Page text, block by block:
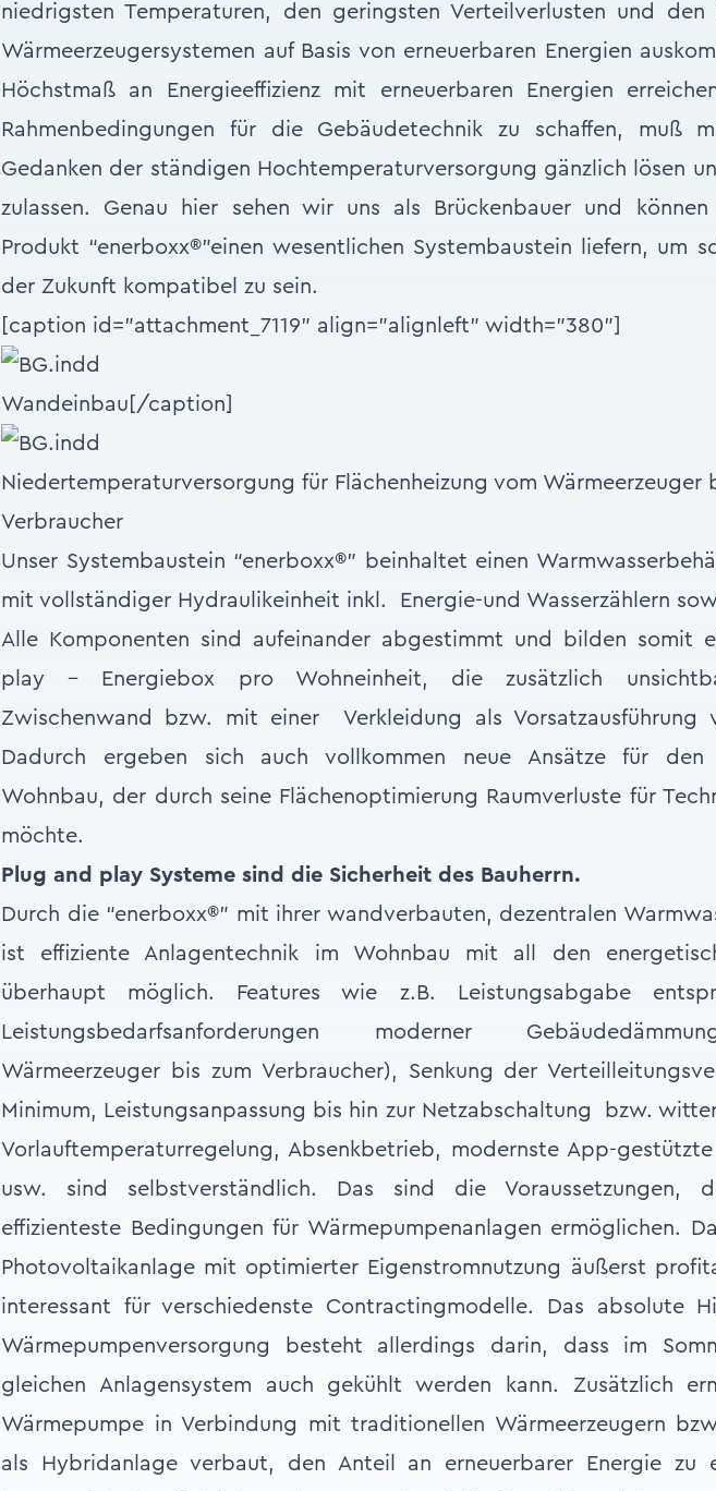
niedrigsten Temperaturen, den geringsten Verteilverlusten und den
Wärmeerzeugersystemen auf Basis von erneuer­baren Energien
Höchstmaß an Energieeffizienz mit erneuerbaren Energien
Rahmenbedingungen für die Gebäudetechnik zu schaffen, muß
Gedanken der ständigen Hochtemperaturversorgung gänzlich lösen
zulassen. Genau hier sehen wir uns als Brückenbauer und
Produkt “enerboxx®”einen wesentlichen Systembaustein liefern, um
der Zukunft kompatibel zu sein.
[caption id="attachment_7119" align="alignleft" width="380"]
Wandeinbau[/caption]
Niedertemperaturversorgung für Flächenheizung vom Wärmeerzeuger
Verbraucher
Unser Systembaustein “enerboxx®” beinhaltet einen
mit vollständiger Hydraulikeinheit inkl. Energie-und Wasserzählern
Alle Komponenten sind aufeinander abgestimmt und bilden somit
play – Energiebox pro Wohneinheit, die zusätzlich
Zwischenwand bzw. mit einer Verkleidung als Vorsatzausführung
Dadurch ergeben sich auch vollkommen neue Ansätze für den
Wohnbau, der durch seine Flächenoptimierung Raumverluste für
möchte.
Plug and play Systeme sind die Sicherheit des Bauherrn.
Durch die “enerboxx®” mit ihrer wandverbauten, dezentralen
ist effiziente Anlagentechnik im Wohnbau mit all den
überhaupt möglich. Features wie z.B. Leistungsabgabe
Leistungsbedarfsanforderungen moderner
Wärmeerzeuger bis zum Verbraucher), Senkung der
Minimum, Leistungsanpassung bis hin zur Netzabschaltung bzw.
Vorlauftemperaturregelung, Absenkbetrieb, modernste App-
usw. sind selbstverständlich. Das sind die Voraussetzungen,
effizienteste Bedingungen für Wärmepumpenanlagen ermöglichen.
Photovoltaikanlage mit optimierter Eigenstromnutzung äußerst
interessant für verschiedenste Contractingmodelle. Das absolute
Wärmepumpenversorgung besteht allerdings darin, dass im
gleichen Anlagensystem auch gekühlt werden kann. Zusätzlich
Wärmepumpe in Verbindung mit traditionellen Wärmeerzeugern
als Hybridanlage verbaut, den Anteil an erneuerbarer Energie zu